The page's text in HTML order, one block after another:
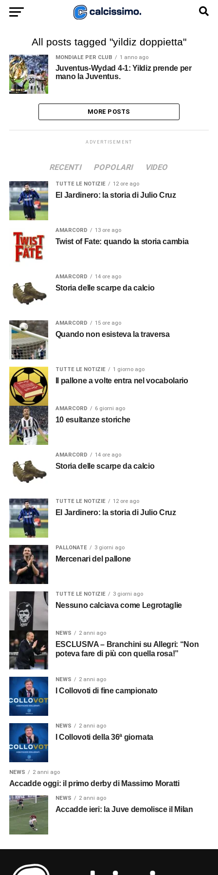
All posts tagged "yildiz doppietta"
MONDIALE PER CLUB 1 anno ago
Juventus-Wydad 4-1: Yildiz prende per
mano la Juventus.
MORE POSTS
ADVERTISEMENT
RECENTI POPOLARI VIDEO
TUTTE LE NOTIZIE 12 ore ago
El Jardinero: la storia di Julio Cruz
AMARCORD 13 ore ago
Twist of Fate: quando la storia cambia
AMARCORD 14 ore ago
Storia delle scarpe da calcio
AMARCORD 15 ore ago
Quando non esisteva la traversa
TUTTE LE NOTIZIE 1 giorno ago
Il pallone a volte entra nel vocabolario
AMARCORD 6 giorni ago
10 esultanze storiche
AMARCORD 14 ore ago
Storia delle scarpe da calcio
TUTTE LE NOTIZIE 12 ore ago
El Jardinero: la storia di Julio Cruz
PALLONATE 3 giorni ago
Mercenari del pallone
TUTTE LE NOTIZIE 3 giorni ago
Nessuno calciava come Legrotaglie
NEWS 2 anni ago
ESCLUSIVA – Branchini su Allegri: “Non
poteva fare di più con quella rosa!”
NEWS 2 anni ago
I Collovoti di fine campionato
NEWS 2 anni ago
I Collovoti della 36ª giornata
NEWS 2 anni ago
Accadde oggi: il primo derby di Massimo Moratti
NEWS 2 anni ago
Accadde ieri: la Juve demolisce il Milan